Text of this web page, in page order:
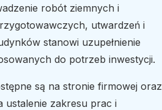
robót ziemnych i
utwardzeń i
stanowi uzupełnienie
do potrzeb inwestycji.
są na stronie firmowej oraz
ustalenie zakresu prac i